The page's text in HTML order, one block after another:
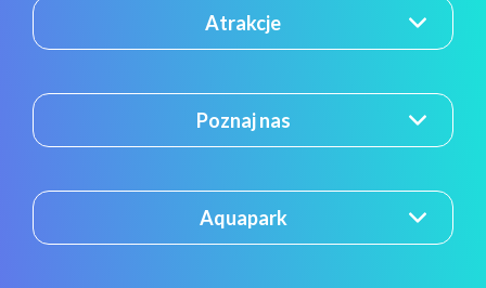
Atrakcje
Poznaj nas
Aquapark